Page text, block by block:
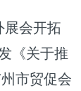
展会开拓
《关于推
市贸促会